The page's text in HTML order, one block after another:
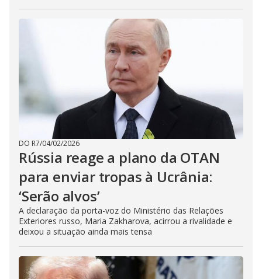
DO R7/04/02/2026
Rússia reage a plano da OTAN
para enviar tropas à Ucrânia:
‘Serão alvos’
A declaração da porta-voz do Ministério das Relações
Exteriores russo, Maria Zakharova, acirrou a rivalidade e
deixou a situação ainda mais tensa